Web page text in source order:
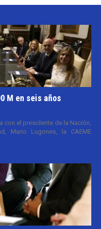
M en seis años
con el presidente de la Nación,
Mario Lugones, la CAEME